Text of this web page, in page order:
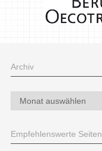
Archiv
Archiv
Empfehlenswerte Seiten